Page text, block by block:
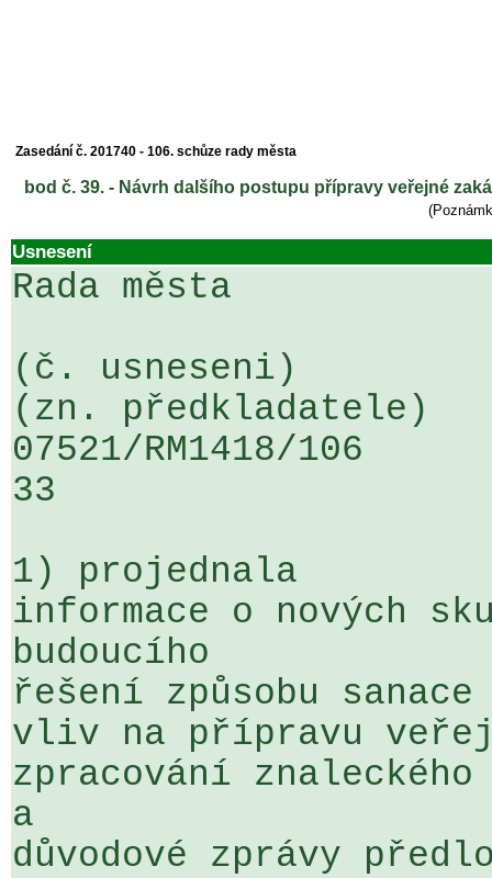
Zasedání č. 201740 - 106. schůze rady města
bod č. 39. - Návrh dalšího postupu přípravy veřejné
Usnesení
Rada města
(č. usneseni)
(zn. předkladatele)
07521/RM1418/
33
1) projednala
informace o nových
budoucího
řešení způsobu
vliv na přípravu
zpracování
a
důvodové zprávy